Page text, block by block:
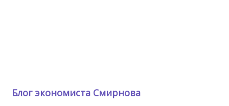
Блог экономиста Смирнова